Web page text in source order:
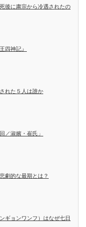
後に粛宗から冷遇されたの
四神記』
れた５人は誰か
／淑嬪・崔氏」
劇的な最期とは？
ギョンワンフ）はなぜ七日